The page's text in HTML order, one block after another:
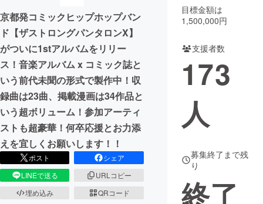
CAMPFIRE for Social Good
CAMPFIRE Creation
CAMPFIREふるさと納税
コミュニティ
京都発コミックヒップホップバン
ド【ザストロングパンタロンX】
がついに1stアルバムをリリー
ス！音楽アルバム x コミック誌と
いう前代未聞の形式で製作中！収
録曲は23曲、掲載漫画は34作品と
いう超ボリューム！参加アーティ
ストも超豪華！何卒応援とお力添
えを宜しくお願いします！！
ポスト
シェア
LINEで送る
URLコピー
埋め込み
QRコード
目標金額は
1,500,000円
支援者数
173
人
募集終了まで残
り
終了